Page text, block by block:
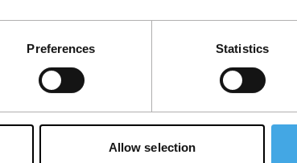
Preferences Statistics
Allow selection
Volg IFFR